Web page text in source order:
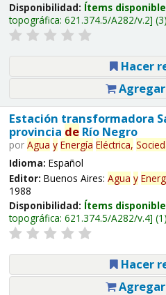
Disponibilidad: Ítems
topográfica: 621.374.5/A282/v.2
Hacer
Estación transformadora
provincia deRío Negro
por Agua y Energía Eléctrica,
Idioma: Español
Editor: Buenos Aires: Agua y
1988
Disponibilidad: Ítems
topográfica: 621.374.5/A282/v.4
Hacer